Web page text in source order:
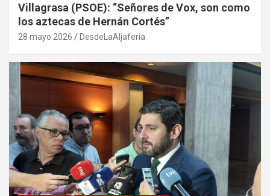
Villagrasa (PSOE): “Señores de Vox, son como
los aztecas de Hernán Cortés”
28 mayo 2026 DesdeLaAljaferia